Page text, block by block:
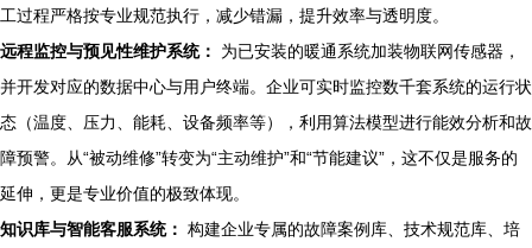
工过程严格按专业规范执行，减少错漏，提升效率与透明度。
远程监控与预见性维护系统：
为已安装的暖通系统加装物联网传感器，
并开发对应的数据中心与用户终端。企业可实时监控数千套系统的运行状
态（温度、压力、能耗、设备频率等），利用算法模型进行能效分析和故
障预警。从“被动维修”转变为“主动维护”和“节能建议”，这不仅是服务的
延伸，更是专业价值的极致体现。
知识库与智能客服系统： 构建企业专属的故障案例库、技术规范库、培